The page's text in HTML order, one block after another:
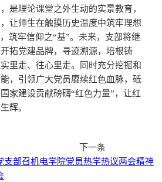
理论课堂之外生动的实景教育，
让师生在触摸历史温度中筑牢理想
筑牢信仰之“基”。未来，支部将继
拓党建品牌，寻迹溯源，培根铸
里走、往心里走。同时充分挖掘和
，引领广大党员赓续红色血脉，砥
家建设贡献磅礴“红色力量”，让红
辉。
支部召
下一条
机电学院党员热学热议两会精神